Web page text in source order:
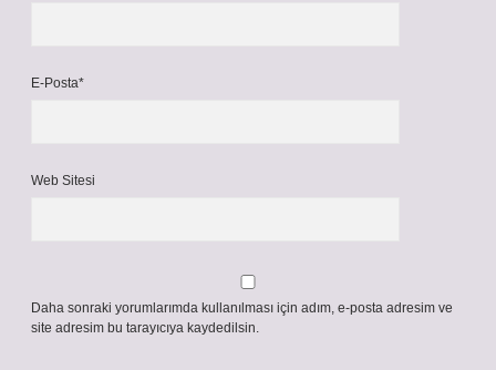
E-Posta*
Web Sitesi
Daha sonraki yorumlarımda kullanılması için adım, e-posta adresim ve
site adresim bu tarayıcıya kaydedilsin.